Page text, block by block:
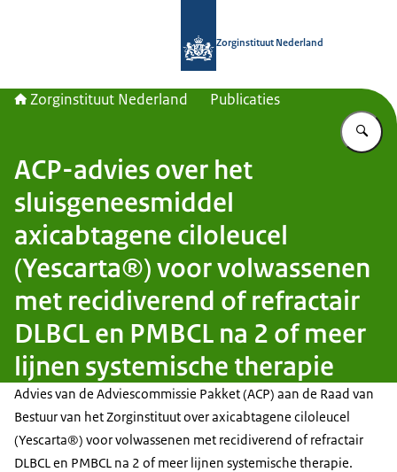
Zorginstituut Nederland
Zorginstituut Nederland Publicaties
ACP-advies over het
sluisgeneesmiddel
axicabtagene ciloleucel
(Yescarta®) voor volwassenen
met recidiverend of refractair
DLBCL en PMBCL na 2 of meer
lijnen systemische therapie
Advies van de Adviescommissie Pakket (ACP) aan de Raad van
Bestuur van het Zorginstituut over axicabtagene ciloleucel
(Yescarta®) voor volwassenen met recidiverend of refractair
DLBCL en PMBCL na 2 of meer lijnen systemische therapie.